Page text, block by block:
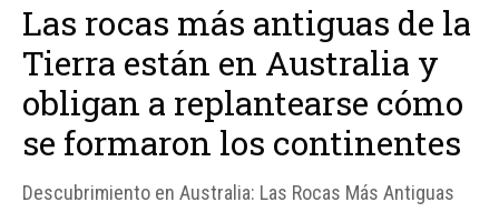
Las rocas más antiguas de la
Tierra están en Australia y
obligan a replantearse cómo
se formaron los continentes
Descubrimiento en Australia: Las Rocas Más Antiguas